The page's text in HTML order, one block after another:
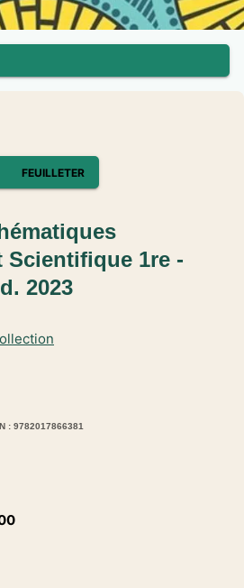
FEUILLETER
Scientifique 1re -
2023
: 9782017866381